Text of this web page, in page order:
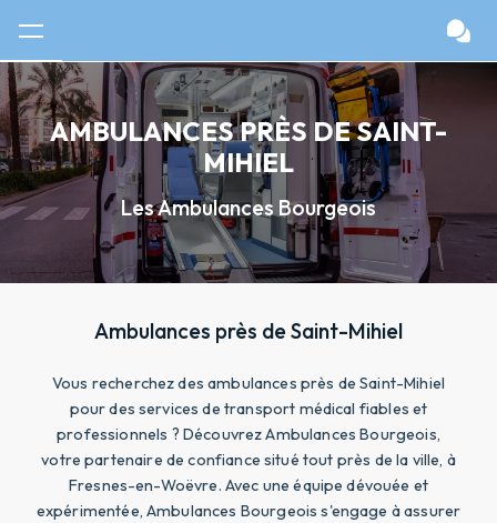
AMBULANCES PRÈS DE SAINT-
MIHIEL
Les Ambulances Bourgeois
Ambulances près de Saint-Mihiel
Vous recherchez des ambulances près de Saint-Mihiel
pour des services de transport médical fiables et
professionnels ? Découvrez Ambulances Bourgeois,
votre partenaire de confiance situé tout près de la ville, à
Fresnes-en-Woëvre. Avec une équipe dévouée et
expérimentée, Ambulances Bourgeois s'engage à assurer